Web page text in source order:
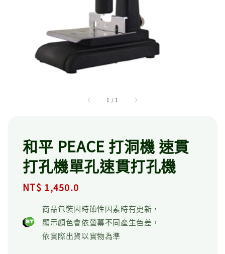
1 / 1
和平 PEACE 打洞機 速貫
打孔機單孔速貫打孔機
Regular
NT$ 1,450.0
商品包裝因時節性因素時有更新，
顯示顏色會依螢幕不同產生色差，
依實際出貨以實物為準